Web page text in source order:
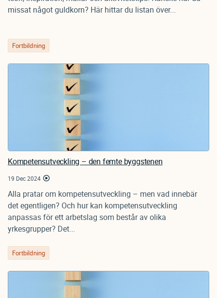
missat något guldkorn? Här hittar du listan över...
Fortbildning
Kompetensutveckling – den femte byggstenen
19 Dec 2024
Alla pratar om kompetensutveckling – men vad innebär
det egentligen? Och hur kan kompetensutveckling
anpassas för ett arbetslag som består av olika
yrkesgrupper? Det...
Fortbildning